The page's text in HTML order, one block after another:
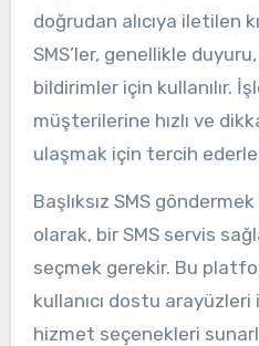
doğrudan alıcıya iletilen
SMS’ler, genellikle
bildirimler için kullanılır.
müşterilerine hızlı ve
ulaşmak için tercih
Başlıksız SMS
olarak, bir SMS servis
seçmek gerekir. Bu
kullanıcı dostu arayüzleri
hizmet seçenekleri